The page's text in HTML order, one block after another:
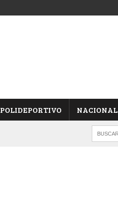
POLIDEPORTIVO NACIONAL